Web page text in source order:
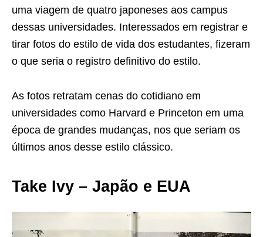
uma viagem de quatro japoneses aos campus
dessas universidades. Interessados em registrar e
tirar fotos do estilo de vida dos estudantes, fizeram
o que seria o registro definitivo do estilo.
As fotos retratam cenas do cotidiano em
universidades como Harvard e Princeton em uma
época de grandes mudanças, nos que seriam os
últimos anos desse estilo clássico.
Take Ivy – Japão e EUA